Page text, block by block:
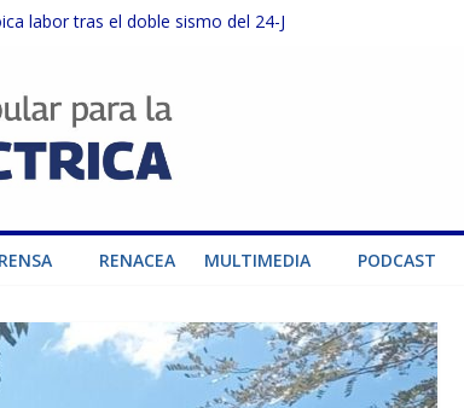
labor tras el doble sismo del 24-J
fortalecer el SEN ante el «Súper Niño»
en Carabobo
ante el fenómeno de El Niño
para fortalecer el SEN
RENACEA MULTIMEDIA PODCAST